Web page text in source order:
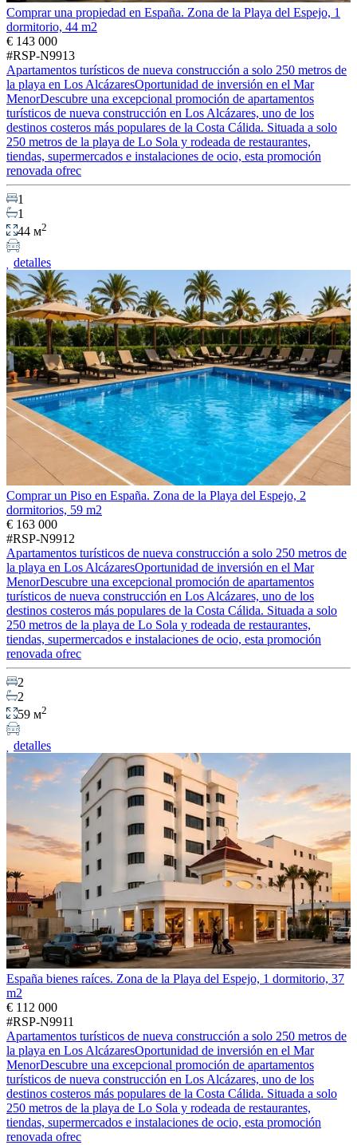
Comprar una propiedad en España. Zona de la Playa del Espejo, 1
dormitorio, 44 m2
€ 143 000
#RSP-N9913
Apartamentos turísticos de nueva construcción a solo 250 metros de
la playa en Los AlcázaresOportunidad de inversión en el Mar
MenorDescubre una excepcional promoción de apartamentos
turísticos de nueva construcción en Los Alcázares, uno de los
destinos costeros más populares de la Costa Cálida. Situada a solo
250 metros de la playa de Lo Sola y rodeada de restaurantes,
tiendas, supermercados e instalaciones de ocio, esta promoción
renovada ofrec
1
1
44 м2
detalles
Comprar un Piso en España. Zona de la Playa del Espejo, 2
dormitorios, 59 m2
€ 163 000
#RSP-N9912
Apartamentos turísticos de nueva construcción a solo 250 metros de
la playa en Los AlcázaresOportunidad de inversión en el Mar
MenorDescubre una excepcional promoción de apartamentos
turísticos de nueva construcción en Los Alcázares, uno de los
destinos costeros más populares de la Costa Cálida. Situada a solo
250 metros de la playa de Lo Sola y rodeada de restaurantes,
tiendas, supermercados e instalaciones de ocio, esta promoción
renovada ofrec
2
2
59 м2
detalles
España bienes raíces. Zona de la Playa del Espejo, 1 dormitorio, 37
m2
€ 112 000
#RSP-N9911
Apartamentos turísticos de nueva construcción a solo 250 metros de
la playa en Los AlcázaresOportunidad de inversión en el Mar
MenorDescubre una excepcional promoción de apartamentos
turísticos de nueva construcción en Los Alcázares, uno de los
destinos costeros más populares de la Costa Cálida. Situada a solo
250 metros de la playa de Lo Sola y rodeada de restaurantes,
tiendas, supermercados e instalaciones de ocio, esta promoción
renovada ofrec